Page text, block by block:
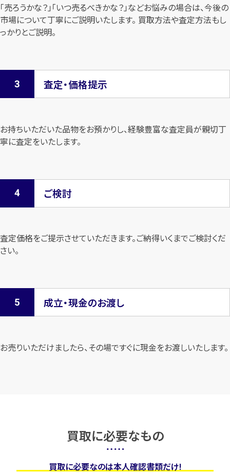
「売ろうかな？」「いつ売るべきかな？」などお悩みの場合は、今後の
市場について丁寧にご説明いたします。 買取方法や査定方法もし
っかりとご説明。
査定・価格提示
お持ちいただいた品物をお預かりし、経験豊富な査定員が親切丁
寧に査定をいたします。
ご検討
査定価格をご提示させていただきます。ご納得いくまでご検討くだ
さい。
成立・現金のお渡し
お売りいただけましたら、その場ですぐに現金をお渡しいたします。
買取に必要なもの
買取に必要なのは本人確認書類だけ!